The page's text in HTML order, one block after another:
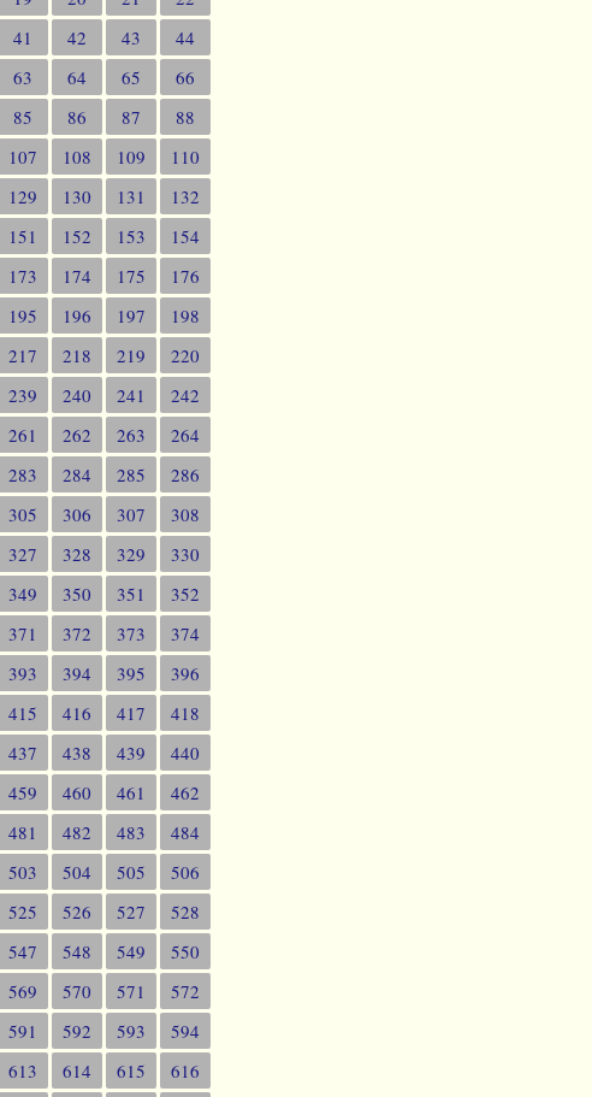
41 42 43
44
63 64 65
66
85 86 87
88
107 108 109
110
129 130 131
132
151 152 153
154
173 174 175
176
195 196 197
198
217 218 219
220
239 240 241
242
261 262 263
264
283 284 285
286
305 306 307
308
327 328 329
330
349 350 351
352
371 372 373
374
393 394 395
396
415 416 417
418
437 438 439
440
459 460 461
462
481 482 483
484
503 504 505
506
525 526 527
528
547 548 549
550
569 570 571
572
591 592 593
594
613 614 615
616